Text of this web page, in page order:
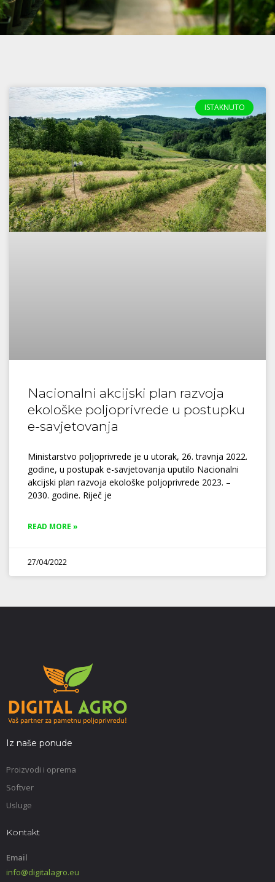
ISTAKNUTO
Nacionalni akcijski plan razvoja
ekološke poljoprivrede u postupku
e-savjetovanja
Ministarstvo poljoprivrede je u utorak, 26. travnja 2022.
godine, u postupak e-savjetovanja uputilo Nacionalni
akcijski plan razvoja ekološke poljoprivrede 2023. –
2030. godine. Riječ je
READ MORE »
27/04/2022
Iz naše ponude
Proizvodi i oprema
Softver
Usluge
Kontakt
Email
info@digitalagro.eu